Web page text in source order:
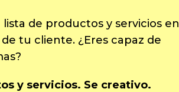
de productos y servicios en
tu cliente. ¿Eres capaz de
y servicios. Se creativo.